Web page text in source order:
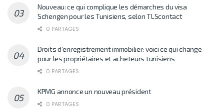
Nouveau: ce qui complique les démarches du visa
Schengen pour les Tunisiens, selon TLScontact
0 PARTAGES
Droits d’enregistrement immobilier: voici ce qui change
pour les propriétaires et acheteurs tunisiens
0 PARTAGES
KPMG annonce un nouveau président
0 PARTAGES